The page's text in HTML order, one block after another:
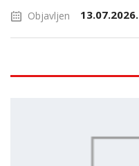
Objavljen 13.07.2026.